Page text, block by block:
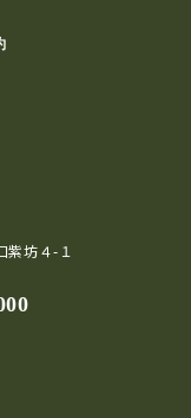
坊４-１